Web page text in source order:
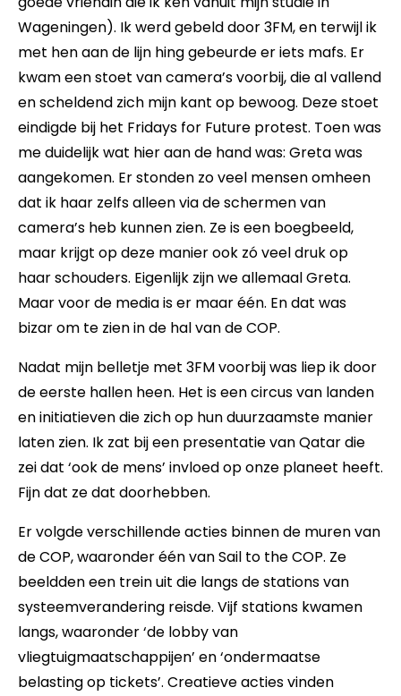
Wageningen). Ik werd gebeld door 3FM, en terwijl ik
met hen aan de lijn hing gebeurde er iets mafs. Er
kwam een stoet van camera’s voorbij, die al vallend
en scheldend zich mijn kant op bewoog. Deze stoet
eindigde bij het Fridays for Future protest. Toen was
me duidelijk wat hier aan de hand was: Greta was
aangekomen. Er stonden zo veel mensen omheen
dat ik haar zelfs alleen via de schermen van
camera’s heb kunnen zien. Ze is een boegbeeld,
maar krijgt op deze manier ook zó veel druk op
haar schouders. Eigenlijk zijn we allemaal Greta.
Maar voor de media is er maar één. En dat was
bizar om te zien in de hal van de COP.
Nadat mijn belletje met 3FM voorbij was liep ik door
de eerste hallen heen. Het is een circus van landen
en initiatieven die zich op hun duurzaamste manier
laten zien. Ik zat bij een presentatie van Qatar die
zei dat ‘ook de mens’ invloed op onze planeet heeft.
Fijn dat ze dat doorhebben.
Er volgde verschillende acties binnen de muren van
de COP, waaronder één van Sail to the COP. Ze
beeldden een trein uit die langs de stations van
systeemverandering reisde. Vijf stations kwamen
langs, waaronder ‘de lobby van
vliegtuigmaatschappijen’ en ‘ondermaatse
belasting op tickets’. Creatieve acties vinden